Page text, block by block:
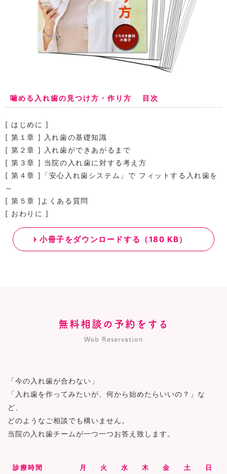
噛める入れ歯の見つけ方・作り方 目次
[ はじめに ]
[ 第１章 ] 入れ歯の基礎知識
[ 第２章 ] 入れ歯ができあがるまで
[ 第３章 ] 当院の入れ歯に対する考え方
[ 第４章 ]「安心入れ歯システム」で フィットする入れ歯を
～
[ 第５章 ]よくある質問
[ おわりに ]
小冊子をダウンロードする（180 KB）
無料相談の予約をする
Web Reservation
「今の入れ歯が合わない」
「入れ歯を作ってみたいが、何から始めたらいいの？」な
ど、
どのようなご相談でも構いません。
当院の入れ歯チームが一つ一つお答え致します。
診療時間 月 火 水 木 金 土 日